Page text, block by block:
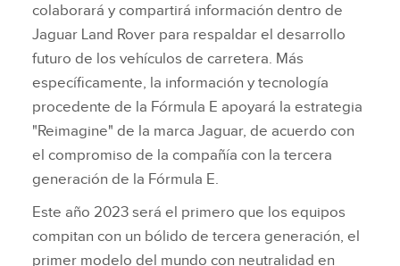
colaborará y compartirá información dentro de
Jaguar Land Rover para respaldar el desarrollo
futuro de los vehículos de carretera. Más
específicamente, la información y tecnología
procedente de la Fórmula E apoyará la estrategia
"Reimagine" de la marca Jaguar, de acuerdo con
el compromiso de la compañía con la tercera
generación de la Fórmula E.
Este año 2023 será el primero que los equipos
compitan con un bólido de tercera generación, el
primer modelo del mundo con neutralidad en